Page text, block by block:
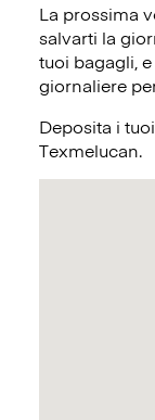
La prossima
salvarti la
tuoi bagagli,
giornaliere
Deposita i
Texmelucan.